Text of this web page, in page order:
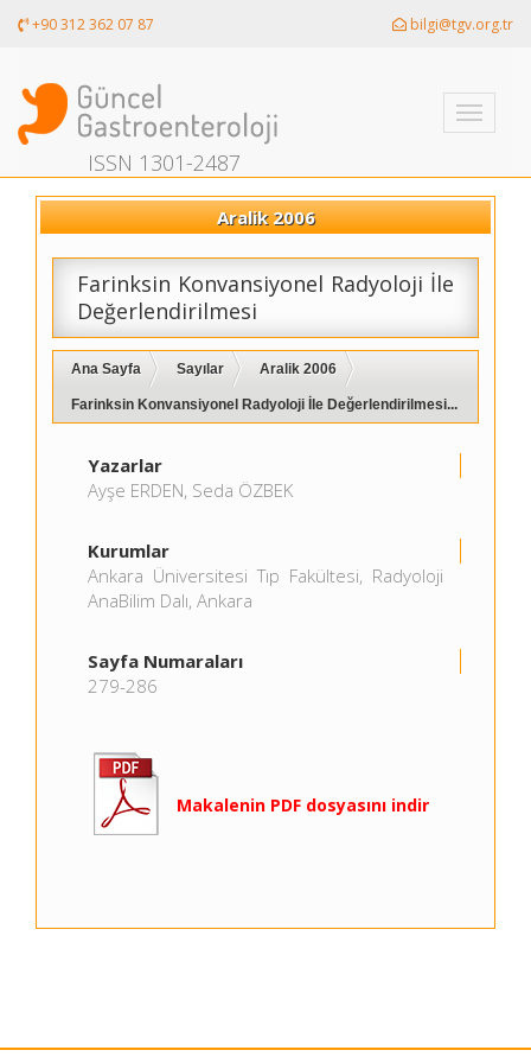
+90 312 362 07 87 bilgi@tgv.org.tr
Toggle
ISSN 1301-2487
Aralik 2006
Farinksin Konvansiyonel Radyoloji İle
Değerlendirilmesi
Ana Sayfa Sayılar Aralik 2006
Farinksin Konvansiyonel Radyoloji İle Değerlendirilmesi...
Yazarlar
Ayşe ERDEN, Seda ÖZBEK
Kurumlar
Ankara Üniversitesi Tıp Fakültesi, Radyoloji
AnaBilim Dalı, Ankara
Sayfa Numaraları
279-286
Makalenin PDF dosyasını indir